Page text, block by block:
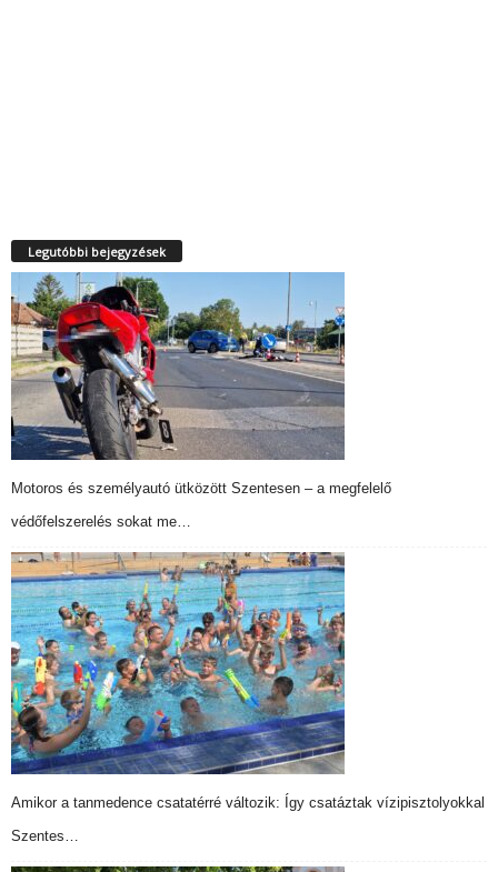
Legutóbbi bejegyzések
Motoros és személyautó ütközött Szentesen – a megfelelő
védőfelszerelés sokat me…
Amikor a tanmedence csatatérré változik: Így csatáztak vízipisztolyokkal
Szentes…